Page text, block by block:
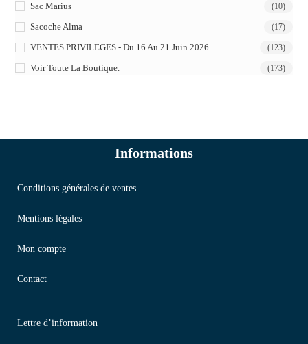
Sac Marius (10)
Sacoche Alma (17)
VENTES PRIVILEGES - Du 16 Au 21 Juin 2026 (123)
Voir Toute La Boutique. (173)
Informations
Conditions générales de ventes
Mentions légales
Mon compte
Contact
Lettre d’information